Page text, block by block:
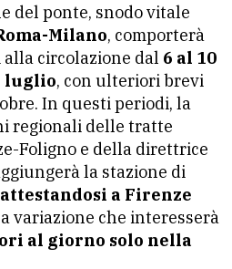
del ponte, snodo vitale
Milano, comporterà
circolazione dal 6 al 10
luglio, con ulteriori brevi
In questi periodi, la
regionali delle tratte
Foligno e della direttrice
la stazione di
attestandosi a Firenze
variazione che interesserà
al giorno solo nella